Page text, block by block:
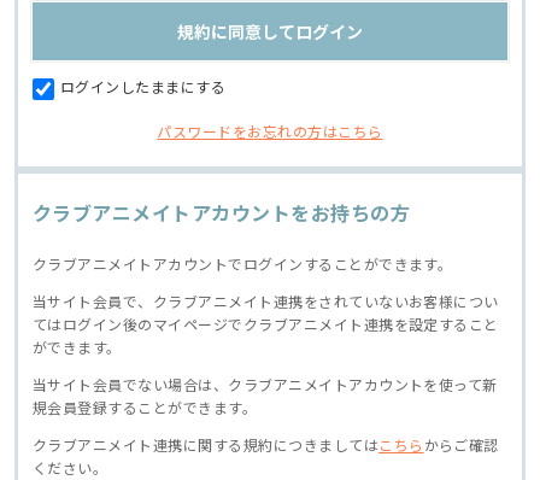
ログインしたままにする
パスワードをお忘れの方はこちら
クラブアニメイトアカウントをお持ちの方
クラブアニメイトアカウントでログインすることができます。
当サイト会員で、クラブアニメイト連携をされていないお客様につい
てはログイン後のマイページでクラブアニメイト連携を設定すること
ができます。
当サイト会員でない場合は、クラブアニメイトアカウントを使って新
規会員登録することができます。
クラブアニメイト連携に関する規約につきましてはこちら からご確認
ください。